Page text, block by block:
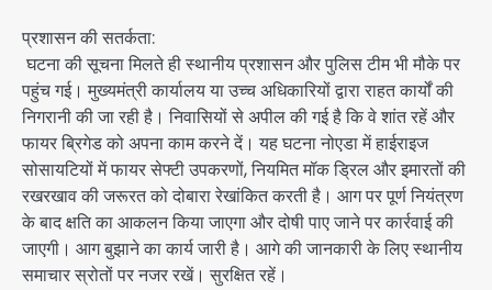
प्रशासन की सतर्कता:
घटना की सूचना मिलते ही स्थानीय प्रशासन और पुलिस टीम भी मौके पर
पहुंच गई। मुख्यमंत्री कार्यालय या उच्च अधिकारियों द्वारा राहत कार्यों की
निगरानी की जा रही है। निवासियों से अपील की गई है कि वे शांत रहें और
फायर ब्रिगेड को अपना काम करने दें। यह घटना नोएडा में हाईराइज
सोसायटियों में फायर सेफ्टी उपकरणों, नियमित मॉक ड्रिल और इमारतों की
रखरखाव की जरूरत को दोबारा रेखांकित करती है। आग पर पूर्ण नियंत्रण
के बाद क्षति का आकलन किया जाएगा और दोषी पाए जाने पर कार्रवाई की
जाएगी। आग बुझाने का कार्य जारी है। आगे की जानकारी के लिए स्थानीय
समाचार स्रोतों पर नजर रखें। सुरक्षित रहें।